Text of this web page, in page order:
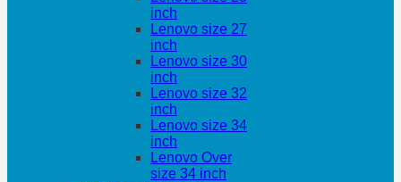
inch
Lenovo size 27
inch
Lenovo size 30
inch
Lenovo size 32
inch
Lenovo size 34
inch
Lenovo Over
size 34 inch